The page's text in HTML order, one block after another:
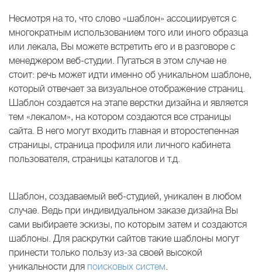
Несмотря на то, что слово «шаблон» ассоциируется с
многократным использованием того или иного образца
или лекала, Вы можете встретить его и в разговоре с
менеджером веб-студии. Пугаться в этом случае не
стоит: речь может идти именно об уникальном шаблоне,
который отвечает за визуальное отображение страниц.
Шаблон создается на этапе верстки дизайна и является
тем «лекалом», на котором создаются все страницы
сайта. В него могут входить главная и второстепенная
страницы, страница профиля или личного кабинета
пользователя, страницы каталогов и т.д.
Шаблон, создаваемый веб-студией, уникален в любом
случае. Ведь при индивидуальном заказе дизайна Вы
сами выбираете эскизы, по которым затем и создаются
шаблоны. Для раскрутки сайтов такие шаблоны могут
принести только пользу из-за своей высокой
уникальности для поисковых систем.